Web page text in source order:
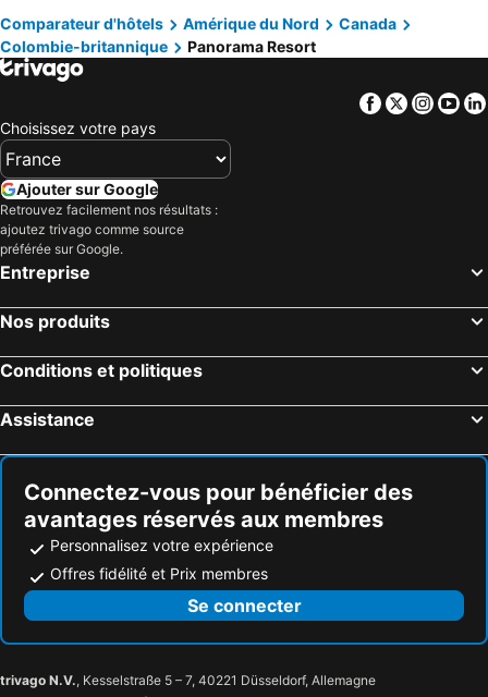
Canmore, Alberta Hôtels
Calgary, Alberta Hôtels
Edmonton, Alberta Hôtels
Ville de Québec, Québec Hôtels
Niagara Falls, Ontario Hôtels
Comparateur d'hôtels Amérique du Nord
Canada
Colombie-britannique
Panorama Resort
Facebook
Twitter
Choisissez votre pays
Ajouter sur Google
Retrouvez facilement nos résultats :
ajoutez trivago comme source
préférée sur Google.
Entreprise
Nos produits
Conditions et politiques
Assistance
Connectez-vous pour bénéficier des
avantages réservés aux membres
Personnalisez votre expérience
Offres fidélité et Prix membres
Se connecter
trivago N.V., Kesselstraße 5 – 7, 40221 Düsseldorf, Allemagne